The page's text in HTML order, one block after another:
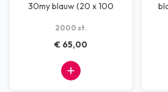
30my blauw (20 x 100
2000 st.
€ 65,00